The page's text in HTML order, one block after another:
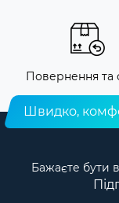
Повернення та
Швидко,
Бажаєте бути